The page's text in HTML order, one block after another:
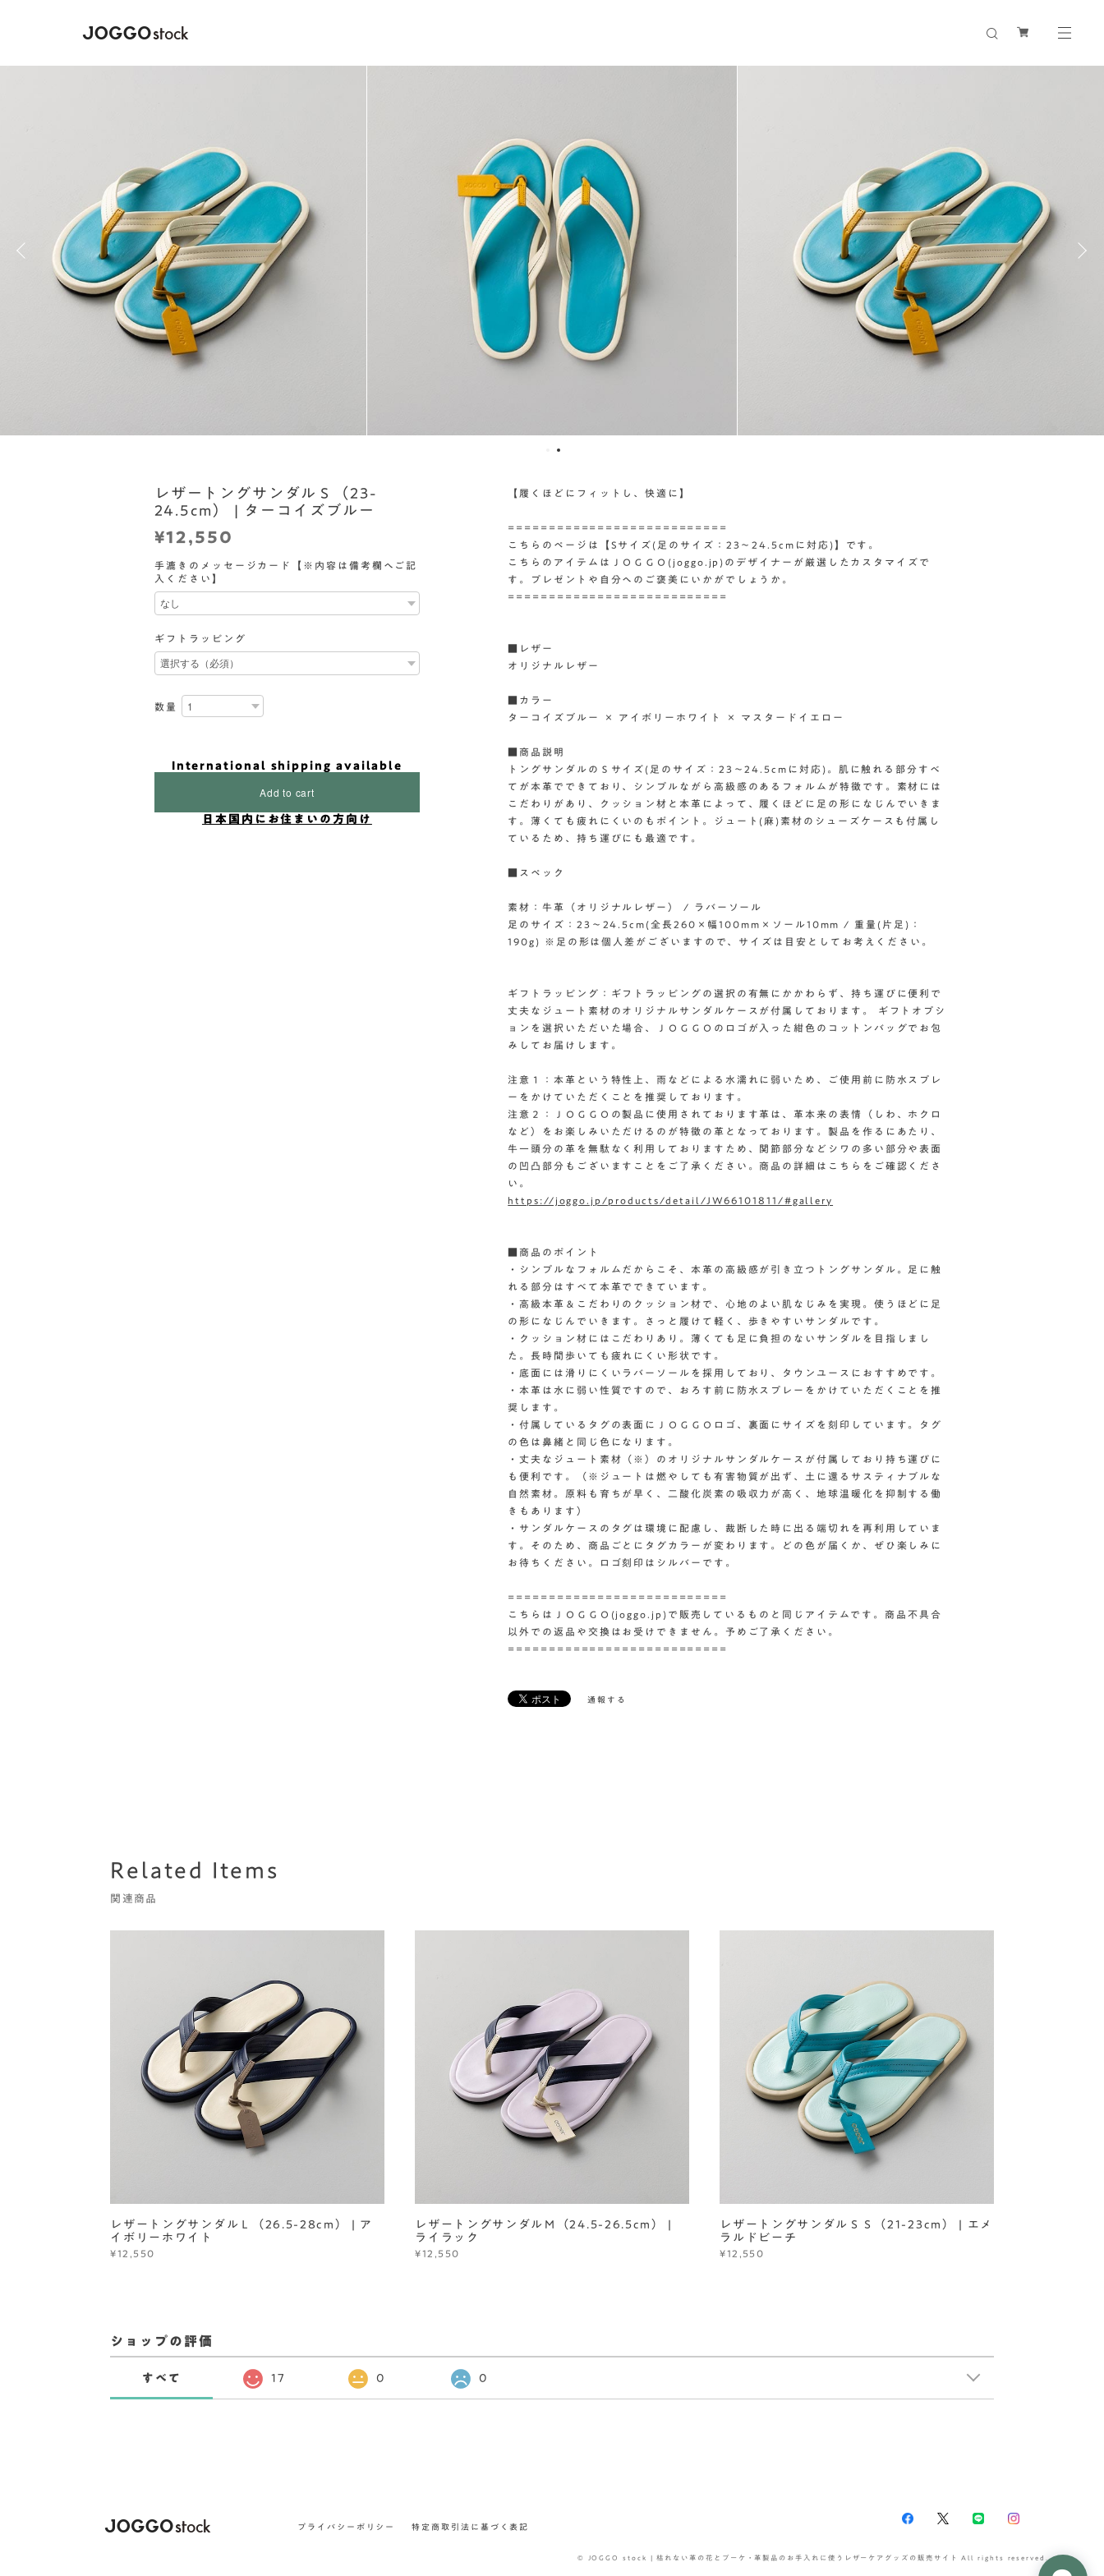
レザートングサンダルＳ（23-
24.5cm） | ターコイズブルー
¥12,550
手漉きのメッセージカード【※内容は備考欄へご記
入ください】
ギフトラッピング
数量
International shipping available
Add to cart
日本国内にお住まいの方向け
【履くほどにフィットし、快適に】
===========================
こちらのページは【Sサイズ(足のサイズ：23〜24.5cmに対応)】です。
こちらのアイテムはＪＯＧＧＯ(joggo.jp)のデザイナーが厳選したカスタマイズで
す。プレゼントや自分へのご褒美にいかがでしょうか。
===========================
■レザー
オリジナルレザー
■カラー
ターコイズブルー × アイボリーホワイト × マスタードイエロー
■商品説明
トングサンダルのＳサイズ(足のサイズ：23〜24.5cmに対応)。肌に触れる部分すべ
てが本革でできており、シンプルながら高級感のあるフォルムが特徴です。素材には
こだわりがあり、クッション材と本革によって、履くほどに足の形になじんでいきま
す。薄くても疲れにくいのもポイント。ジュート(麻)素材のシューズケースも付属し
ているため、持ち運びにも最適です。
■スペック
素材：牛革（オリジナルレザー） / ラバーソール
足のサイズ：23〜24.5cm(全長260×幅100mm×ソール10mm / 重量(片足)：
190g) ※足の形は個人差がございますので、サイズは目安としてお考えください。
ギフトラッピング：ギフトラッピングの選択の有無にかかわらず、持ち運びに便利で
丈夫なジュート素材のオリジナルサンダルケースが付属しております。 ギフトオプシ
ョンを選択いただいた場合、ＪＯＧＧＯのロゴが入った紺色のコットンバッグでお包
みしてお届けします。
注意１：本革という特性上、雨などによる水濡れに弱いため、ご使用前に防水スプレ
ーをかけていただくことを推奨しております。
注意２：ＪＯＧＧＯの製品に使用されております革は、革本来の表情（しわ、ホクロ
など）をお楽しみいただけるのが特徴の革となっております。製品を作るにあたり、
牛一頭分の革を無駄なく利用しておりますため、関節部分などシワの多い部分や表面
の凹凸部分もございますことをご了承ください。商品の詳細はこちらをご確認くださ
い。
https://joggo.jp/products/detail/JW66101811/#gallery
■商品のポイント
・シンプルなフォルムだからこそ、本革の高級感が引き立つトングサンダル。足に触
れる部分はすべて本革でできています。
・高級本革＆こだわりのクッション材で、心地のよい肌なじみを実現。使うほどに足
の形になじんでいきます。さっと履けて軽く、歩きやすいサンダルです。
・クッション材にはこだわりあり。薄くても足に負担のないサンダルを目指しまし
た。長時間歩いても疲れにくい形状です。
・底面には滑りにくいラバーソールを採用しており、タウンユースにおすすめです。
・本革は水に弱い性質ですので、おろす前に防水スプレーをかけていただくことを推
奨します。
・付属しているタグの表面にＪＯＧＧＯロゴ、裏面にサイズを刻印しています。タグ
の色は鼻緒と同じ色になります。
・丈夫なジュート素材（※）のオリジナルサンダルケースが付属しており持ち運びに
も便利です。（※ジュートは燃やしても有害物質が出ず、土に還るサスティナブルな
自然素材。原料も育ちが早く、二酸化炭素の吸収力が高く、地球温暖化を抑制する働
きもあります）
・サンダルケースのタグは環境に配慮し、裁断した時に出る端切れを再利用していま
す。そのため、商品ごとにタグカラーが変わります。どの色が届くか、ぜひ楽しみに
お待ちください。ロゴ刻印はシルバーです。
===========================
こちらはＪＯＧＧＯ(joggo.jp)で販売しているものと同じアイテムです。商品不具合
以外での返品や交換はお受けできません。予めご了承ください。
===========================
通報する
Related Items
関連商品
レザートングサンダルＬ（26.5-28cm） | ア
イボリーホワイト
¥12,550
レザートングサンダルＭ（24.5-26.5cm） |
ライラック
¥12,550
レザートングサンダルＳＳ（21-23cm） | エメ
ラルドビーチ
¥12,550
ショップの評価
すべて 17 0 0
プライバシーポリシー 特定商取引法に基づく表記
© JOGGO stock | 枯れない革の花とブーケ・革製品のお手入れに使うレザーケアグッズの販売サイト All rights reserved.